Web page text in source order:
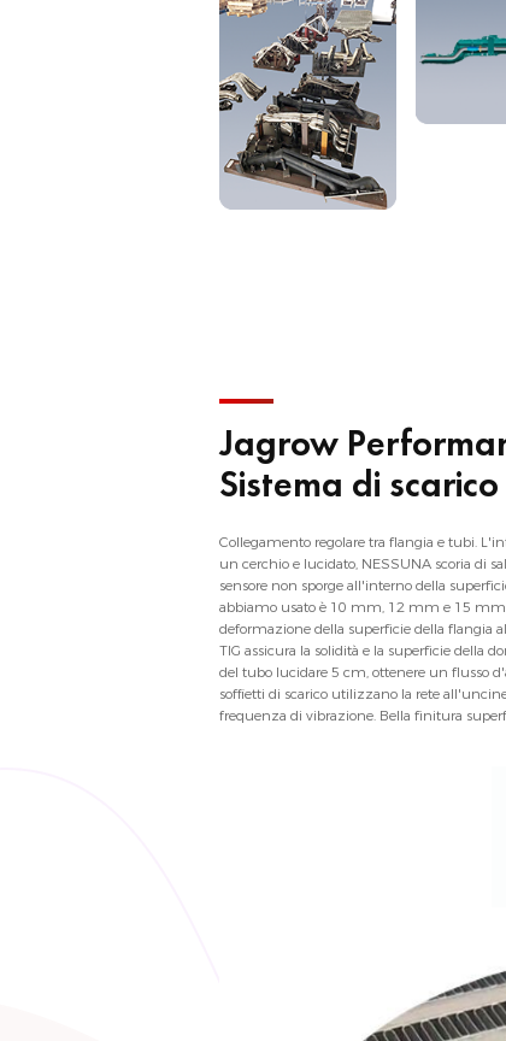
Jagrow
Sistema di scarico
Collegamento regolare tra flangia e tubi.
un cerchio e lucidato, NESSUNA scoria di
sensore non sporge all'interno della
abbiamo usato è 10 mm, 12 mm e 15
deformazione della superficie della flangia
TIG assicura la solidità e la superficie della
del tubo lucidare 5 cm, ottenere un flusso
soffietti di scarico utilizzano la rete
frequenza di vibrazione. Bella finitura